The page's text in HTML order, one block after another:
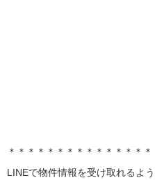
＊＊＊＊＊＊＊＊＊＊＊＊＊＊＊
LINEで物件情報を受け取れるよ